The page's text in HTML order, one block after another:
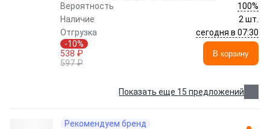
Вероятность
100%
Наличие
2 шт.
Отгрузка
сегодня в 07:30
-10%
538 ₽
597 ₽
В корзину
Показать еще 15 предложений
Рекомендуем бренд